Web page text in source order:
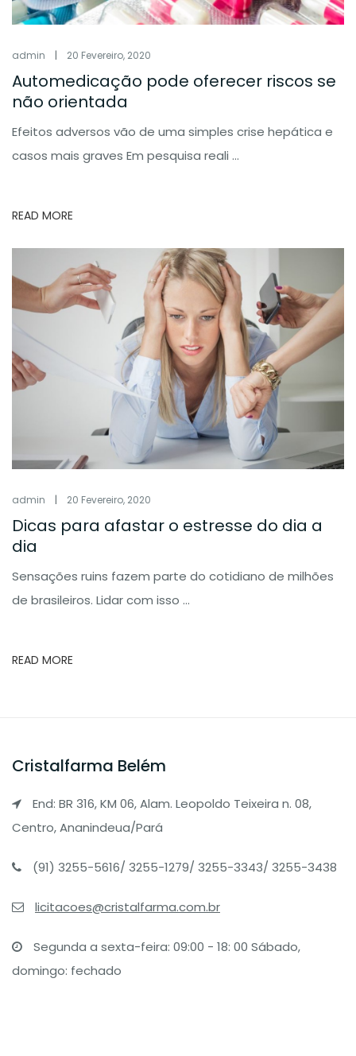
admin | 20 Fevereiro, 2020
Automedicação pode oferecer riscos se
não orientada
Efeitos adversos vão de uma simples crise hepática e
casos mais graves Em pesquisa reali ...
READ MORE
admin | 20 Fevereiro, 2020
Dicas para afastar o estresse do dia a
dia
Sensações ruins fazem parte do cotidiano de milhões
de brasileiros. Lidar com isso ...
READ MORE
Cristalfarma Belém
End: BR 316, KM 06, Alam. Leopoldo Teixeira n. 08,
Centro, Ananindeua/Pará
(91) 3255-5616/ 3255-1279/ 3255-3343/ 3255-3438
licitacoes@cristalfarma.com.br
Segunda a sexta-feira: 09:00 - 18: 00 Sábado,
domingo: fechado